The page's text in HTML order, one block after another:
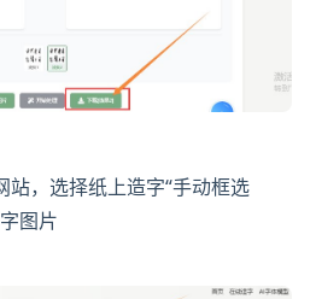
，选择纸上造字“手动框选
图片